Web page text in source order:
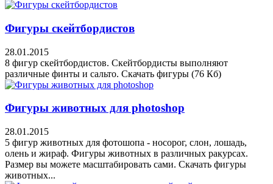
Фигуры скейтбордистов
28.01.2015
8 фигур скейтбордистов. Скейтбордисты выполняют
различные финты и сальто. Скачать фигуры (76 Кб)
Фигуры животных для photoshop
28.01.2015
5 фигур животных для фотошопа - носорог, слон, лошадь,
олень и жираф. Фигуры животных в различных ракурсах.
Размер вы можете масштабировать сами. Скачать фигуры
животных...